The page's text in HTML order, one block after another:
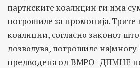
партиските коалиции ги има
потрошиле за промоција. Трите
коалиции, согласно законот
дозволува, потрошиле најмногу.
предводена од ВМРО- ДПМНЕ